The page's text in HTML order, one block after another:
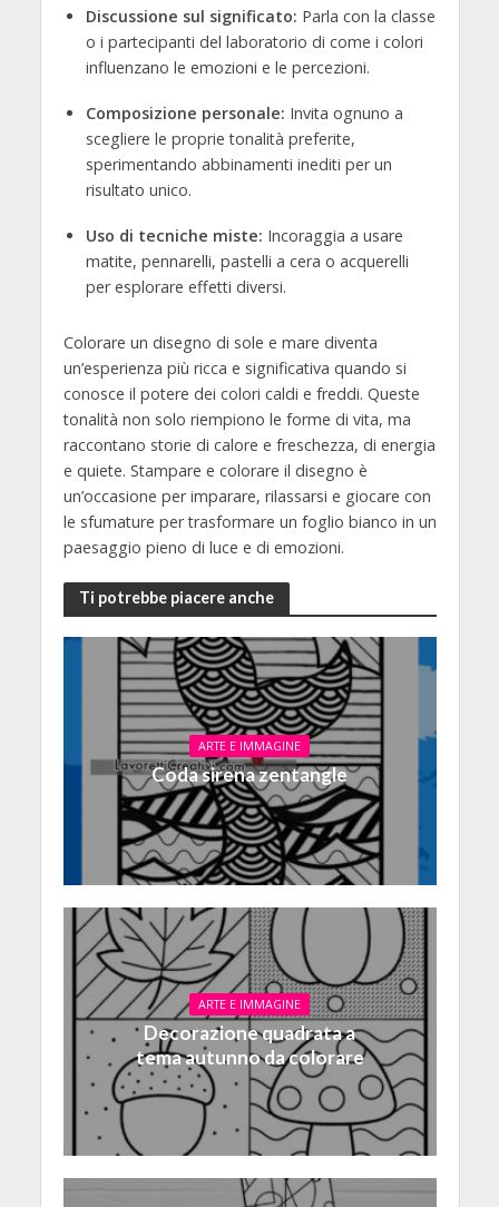
Discussione sul significato: Parla con la classe
o i partecipanti del laboratorio di come i colori
influenzano le emozioni e le percezioni.
Composizione personale: Invita ognuno a
scegliere le proprie tonalità preferite,
sperimentando abbinamenti inediti per un
risultato unico.
Uso di tecniche miste: Incoraggia a usare
matite, pennarelli, pastelli a cera o acquerelli
per esplorare effetti diversi.
Colorare un disegno di sole e mare diventa
un’esperienza più ricca e significativa quando si
conosce il potere dei colori caldi e freddi. Queste
tonalità non solo riempiono le forme di vita, ma
raccontano storie di calore e freschezza, di energia
e quiete. Stampare e colorare il disegno è
un’occasione per imparare, rilassarsi e giocare con
le sfumature per trasformare un foglio bianco in un
paesaggio pieno di luce e di emozioni.
Ti potrebbe piacere anche
ARTE E IMMAGINE
Coda sirena zentangle
ARTE E IMMAGINE
Decorazione quadrata a
tema autunno da colorare